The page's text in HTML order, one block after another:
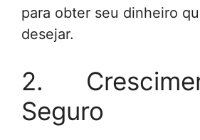
para obter seu dinheiro
desejar.
2.
Seguro